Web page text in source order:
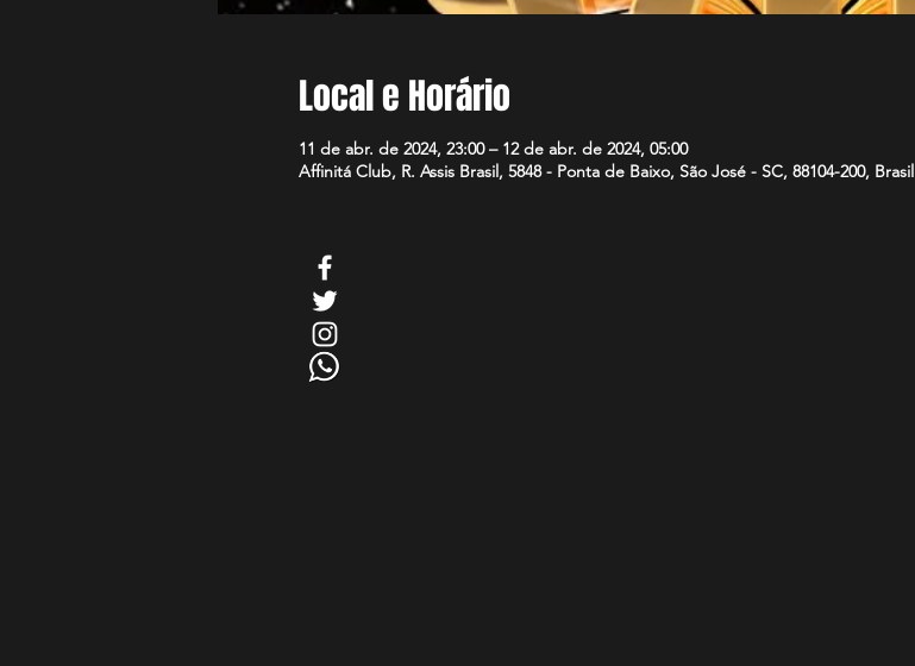
Local e Horário
11 de abr. de 2024, 23:00 – 12 de abr. de 2024, 05:00
Affinitá Club, R. Assis Brasil, 5848 - Ponta de Baixo, São José - SC, 88104-200, Brasil